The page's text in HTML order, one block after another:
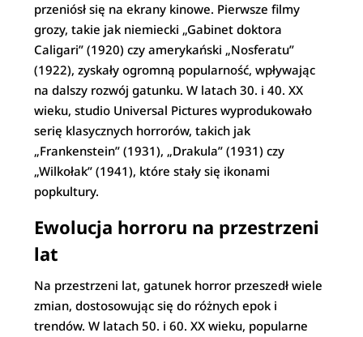
przeniósł się na ekrany kinowe. Pierwsze filmy
grozy, takie jak niemiecki „Gabinet doktora
Caligari” (1920) czy amerykański „Nosferatu”
(1922), zyskały ogromną popularność, wpływając
na dalszy rozwój gatunku. W latach 30. i 40. XX
wieku, studio Universal Pictures wyprodukowało
serię klasycznych horrorów, takich jak
„Frankenstein” (1931), „Drakula” (1931) czy
„Wilkołak” (1941), które stały się ikonami
popkultury.
Ewolucja horroru na przestrzeni
lat
Na przestrzeni lat, gatunek horror przeszedł wiele
zmian, dostosowując się do różnych epok i
trendów. W latach 50. i 60. XX wieku, popularne